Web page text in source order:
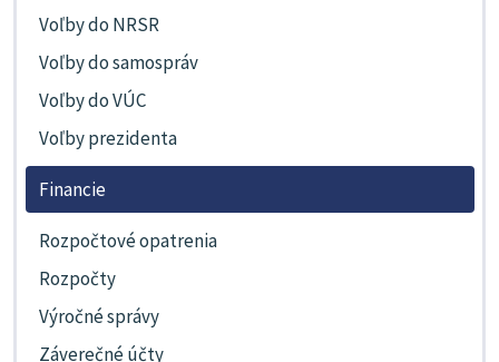
Voľby do NRSR
Voľby do samospráv
Voľby do VÚC
Voľby prezidenta
Financie
Rozpočtové opatrenia
Rozpočty
Výročné správy
Záverečné účty